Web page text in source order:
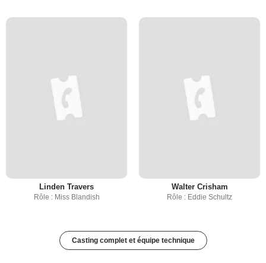
Linden Travers
Rôle : Miss Blandish
Walter Crisham
Rôle : Eddie Schultz
Casting complet et équipe technique